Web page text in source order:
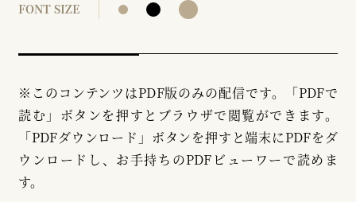
FONT SIZE
※このコンテンツはPDF版のみの配信です。「PDFで
読む」ボタンを押すとブラウザで閲覧ができます。
「PDFダウンロード」ボタンを押すと端末にPDFをダ
ウンロードし、お手持ちのPDFビューワーで読めま
す。